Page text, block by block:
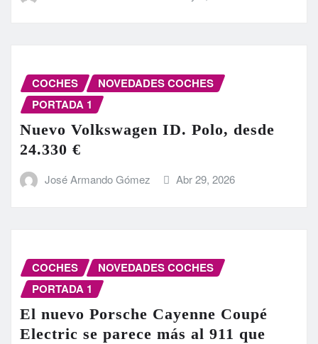
COCHES
NOVEDADES COCHES
PORTADA 1
Nuevo Volkswagen ID. Polo, desde
24.330 €
José Armando Gómez Abr 29, 2026
COCHES
NOVEDADES COCHES
PORTADA 1
El nuevo Porsche Cayenne Coupé
Electric se parece más al 911 que